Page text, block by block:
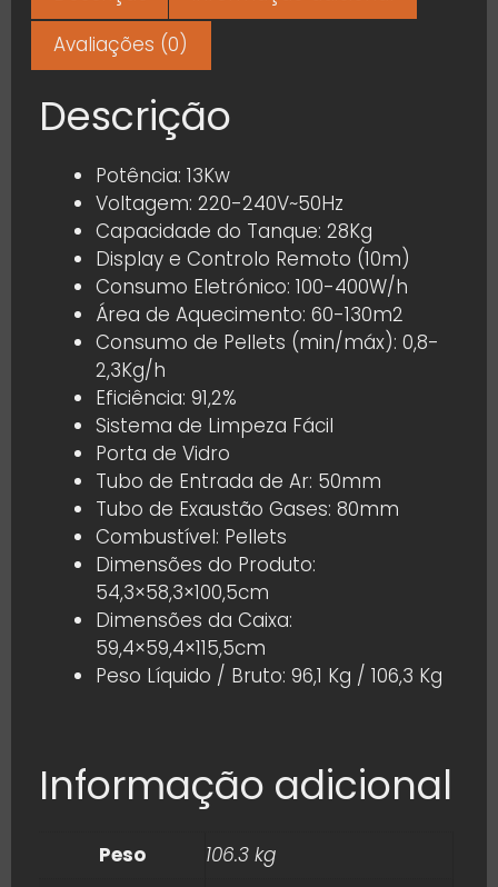
Avaliações (0)
Descrição
Potência: 13Kw
Voltagem: 220-240V~50Hz
Capacidade do Tanque: 28Kg
Display e Controlo Remoto (10m)
Consumo Eletrónico: 100-400W/h
Área de Aquecimento: 60-130m2
Consumo de Pellets (min/máx): 0,8-
2,3Kg/h
Eficiência: 91,2%
Sistema de Limpeza Fácil
Porta de Vidro
Tubo de Entrada de Ar: 50mm
Tubo de Exaustão Gases: 80mm
Combustível: Pellets
Dimensões do Produto:
54,3×58,3×100,5cm
Dimensões da Caixa:
59,4×59,4×115,5cm
Peso Líquido / Bruto: 96,1 Kg / 106,3 Kg
Informação adicional
Peso 106.3 kg